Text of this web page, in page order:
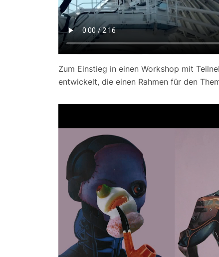
Zum Einstieg in einen Workshop mit
entwickelt, die einen Rahmen für den